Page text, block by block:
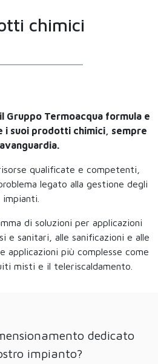
chimici
Gruppo Termoacqua formula e
i suoi prodotti chimici, sempre
qualificate e competenti,
legato alla gestione degli
impianti.
di soluzioni per applicazioni
e sanitari, alle sanificazioni e alle
applicazioni più complesse come
misti e il teleriscaldamento.
dedicato
impianto?